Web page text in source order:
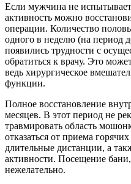
Если мужчина не
активность можно
операции. Количество
одного в неделю (на период
появились трудности с
обратиться к врачу. Это
ведь хирургическое
функции.
Полное восстановление
месяцев. В этот период не
травмировать область
отказаться от приема
длительные дистанции, а
активности. Посещение
нежелательно.